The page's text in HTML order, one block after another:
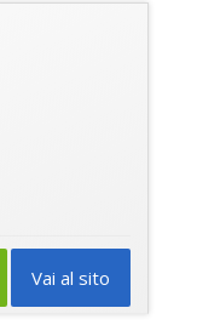
Vai al sito